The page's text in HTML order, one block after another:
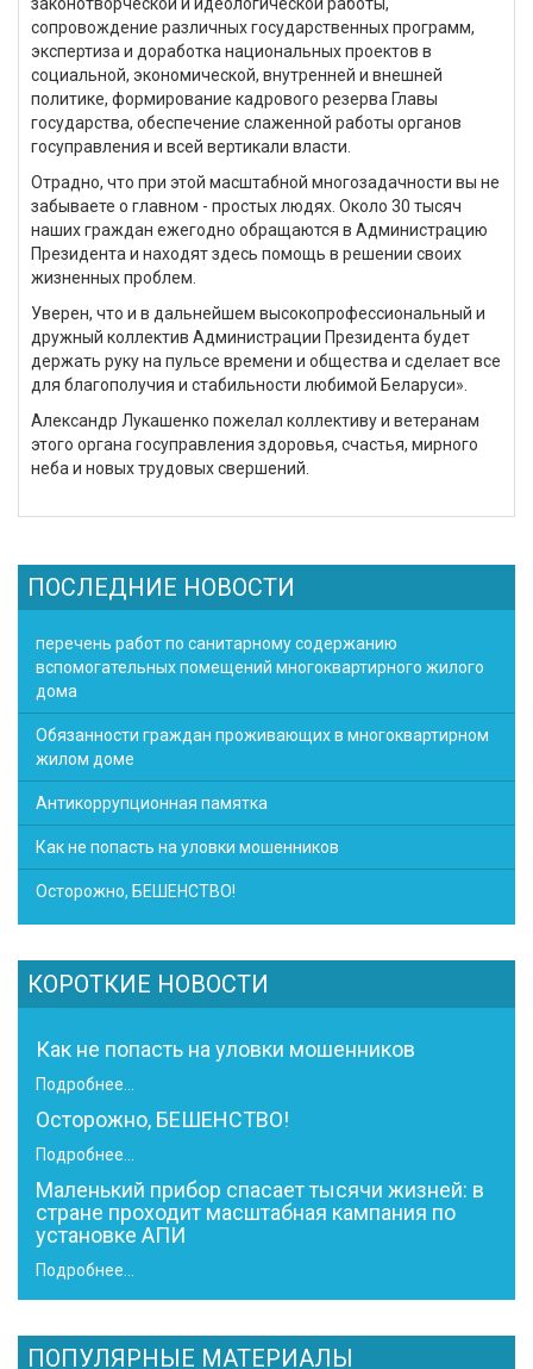
сопровождение различных государственных программ,
экспертиза и доработка национальных проектов в
социальной, экономической, внутренней и внешней
политике, формирование кадрового резерва Главы
государства, обеспечение слаженной работы органов
госуправления и всей вертикали власти.
Отрадно, что при этой масштабной многозадачности вы не
забываете о главном - простых людях. Около 30 тысяч
наших граждан ежегодно обращаются в Администрацию
Президента и находят здесь помощь в решении своих
жизненных проблем.
Уверен, что и в дальнейшем высокопрофессиональный и
дружный коллектив Администрации Президента будет
держать руку на пульсе времени и общества и сделает все
для благополучия и стабильности любимой Беларуси».
Александр Лукашенко пожелал коллективу и ветеранам
этого органа госуправления здоровья, счастья, мирного
неба и новых трудовых свершений.
ПОСЛЕДНИЕ НОВОСТИ
перечень работ по санитарному содержанию
вспомогательных помещений многоквартирного жилого
дома
Обязанности граждан проживающих в многоквартирном
жилом доме
Антикоррупционная памятка
Как не попасть на уловки мошенников
Осторожно, БЕШЕНСТВО!
КОРОТКИЕ НОВОСТИ
Как не попасть на уловки мошенников
Подробнее...
Осторожно, БЕШЕНСТВО!
Подробнее...
Маленький прибор спасает тысячи жизней: в
стране проходит масштабная кампания по
установке АПИ
Подробнее...
ПОПУЛЯРНЫЕ МАТЕРИАЛЫ